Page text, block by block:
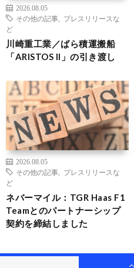
2026.08.05
その他の記事
プレスリリースな
ど
川崎重工業／ばら積運搬船
「ARISTOS II」の引き渡し
2026.08.05
その他の記事
プレスリリースな
ど
ネバーマイル：TGR Haas F1
Teamとのパートナーシップ
契約を締結しました